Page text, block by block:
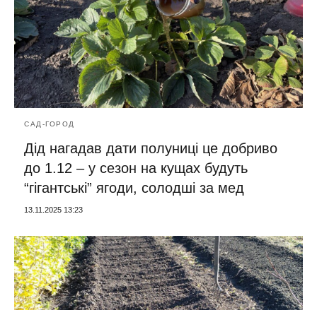
САД-ГОРОД
Дід нагадав дати полуниці це добриво
до 1.12 – у сезон на кущах будуть
“гігантські” ягоди, солодші за мед
13.11.2025 13:23